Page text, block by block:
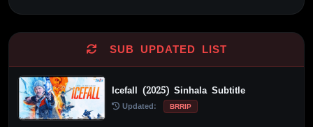
SUB UPDATED LIST
Icefall (2025) Sinhala Subtitle
Updated: BRRIP